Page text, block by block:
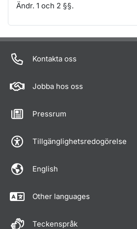
Ändr. 1 och 2 §§.
Om sidan
Kontakta oss
Jobba hos oss
Pressrum
Tillgänglighetsredogörelse
English
Other languages
Teckenspråk